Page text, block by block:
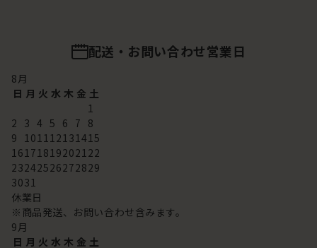
配送・お問い合わせ営業日
8月
日 月 火 水 木 金 土
1
2 3 4 5 6 7 8
9 101112131415
16171819202122
23242526272829
3031
休業日
※商品発送、お問い合わせ含みます。
9月
日 月 火 水 木 金 土